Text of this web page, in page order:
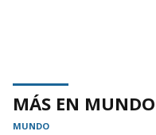
MÁS EN MUNDO
MUNDO